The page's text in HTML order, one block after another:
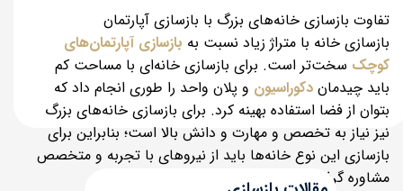
تفاوت بازسازی خانه‌های بزرگ با بازسازی آپارتمان
بازسازی خانه با متراژ زیاد نسبت به بازسازی آپارتمان‌های
کوچک سخت‌تر است. برای بازسازی خانه‌ای با مساحت کم
باید چیدمان دکوراسیون و پلان واحد را طوری انجام داد که
بتوان از فضا استفاده بهینه کرد. برای بازسازی خانه‌های بزرگ
نیز نیاز به تخصص و مهارت و دانش بالا است؛ بنابراین برای
بازسازی این نوع خانه‌ها باید از نیروهای با تجربه و متخصص
مشاوره گرفت.